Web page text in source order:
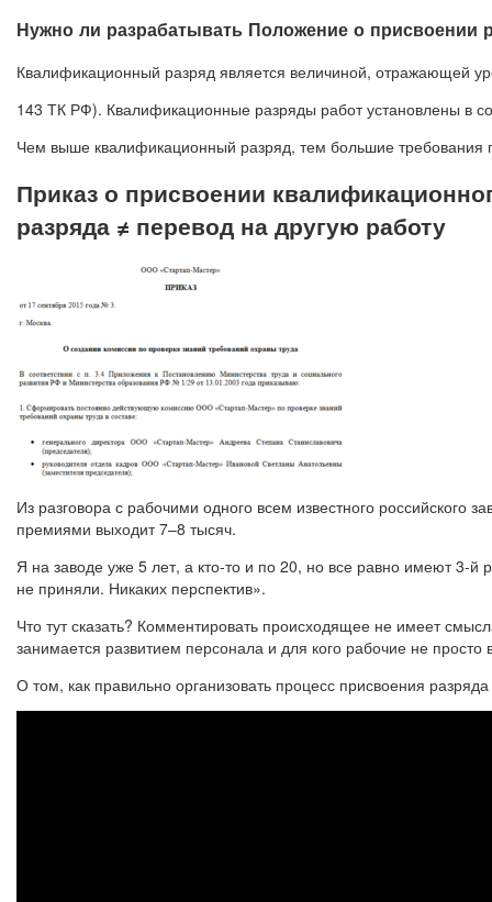
Нужно ли разрабатывать Положение о присвоении
Квалификационный разряд является величиной, отражающей
143 ТК РФ). Квалификационные разряды работ установлены в
Чем выше квалификационный разряд, тем большие требования
Приказ о присвоении
разряда ≠ перевод на другую работу
Из разговора с рабочими одного всем известного российского
премиями выходит 7–8 тысяч.
Я на заводе уже 5 лет, а кто‑то и по 20, но все равно имеют 3-
не приняли. Никаких перспектив».
Что тут сказать? Комментировать происходящее не имеет
занимается развитием персонала и для кого рабочие не
О том, как правильно организовать процесс присвоения